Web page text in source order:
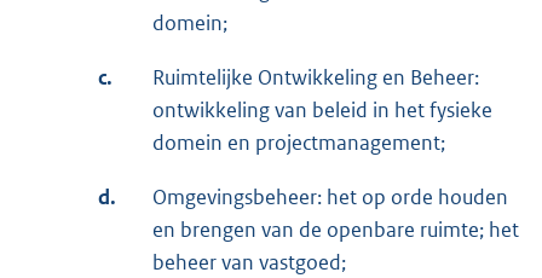
domein;
c.
Ruimtelijke Ontwikkeling en Beheer:
ontwikkeling van beleid in het fysieke
domein en projectmanagement;
d.
Omgevingsbeheer: het op orde houden
en brengen van de openbare ruimte; het
beheer van vastgoed;